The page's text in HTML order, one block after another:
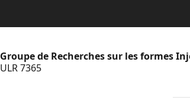
Groupe de Recherches sur les formes
ULR 7365